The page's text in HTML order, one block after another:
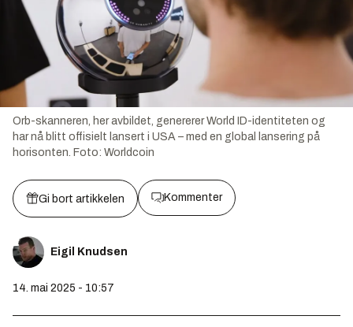
Orb-skanneren, her avbildet, genererer World ID-identiteten og
har nå blitt offisielt lansert i USA – med en global lansering på
horisonten. Foto: Worldcoin
Gi bort artikkelen Kommenter
Eigil Knudsen
14. mai 2025 - 10:57